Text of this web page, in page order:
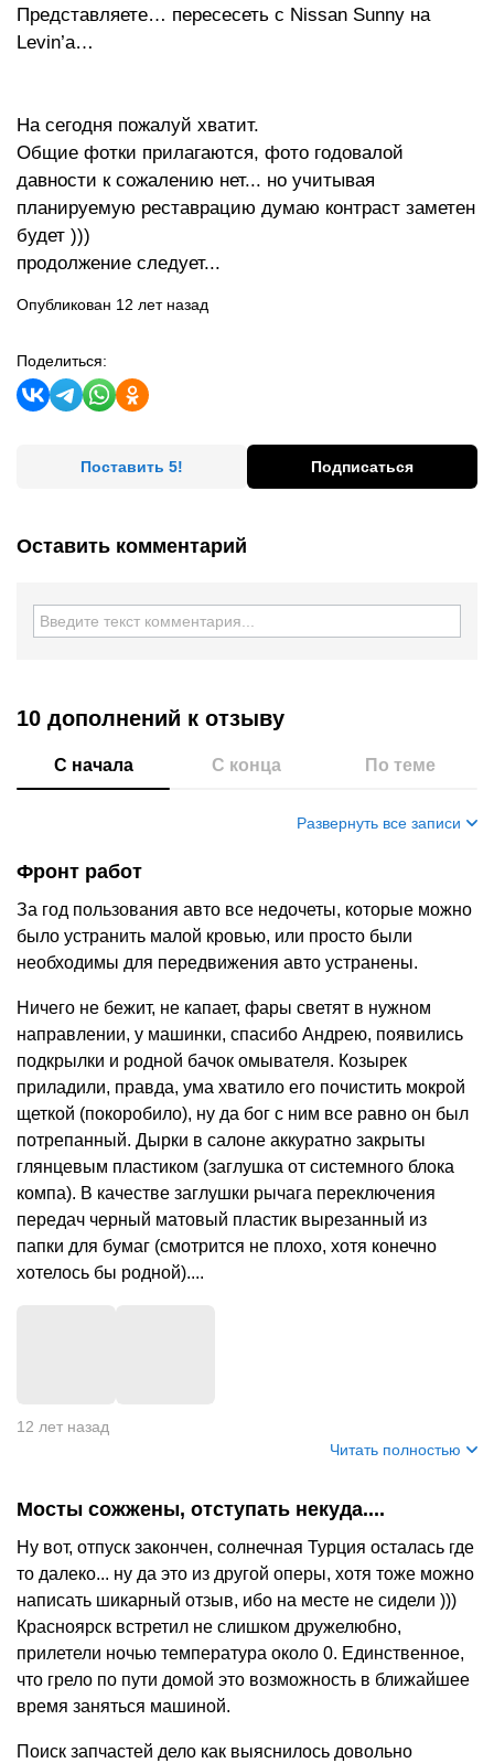
Представляете… пересесеть с Nissan Sunny на
Levin’а…
На сегодня пожалуй хватит.
Общие фотки прилагаются, фото годовалой
давности к сожалению нет... но учитывая
планируемую реставрацию думаю контраст заметен
будет )))
продолжение следует...
Опубликован 12 лет назад
Поделиться:
Поставить 5! Подписаться
Оставить комментарий
10 дополнений к отзыву
С начала С конца По теме
Развернуть все записи
Фронт работ
За год пользования авто все недочеты, которые можно
было устранить малой кровью, или просто были
необходимы для передвижения авто устранены.
Ничего не бежит, не капает, фары светят в нужном
направлении, у машинки, спасибо Андрею, появились
подкрылки и родной бачок омывателя. Козырек
приладили, правда, ума хватило его почистить мокрой
щеткой (покоробило), ну да бог с ним все равно он был
потрепанный. Дырки в салоне аккуратно закрыты
глянцевым пластиком (заглушка от системного блока
компа). В качестве заглушки рычага переключения
передач черный матовый пластик вырезанный из
папки для бумаг (смотрится не плохо, хотя конечно
хотелось бы родной)....
12 лет назад
Читать полностью
Мосты сожжены, отступать некуда....
Ну вот, отпуск закончен, солнечная Турция осталась где
то далеко... ну да это из другой оперы, хотя тоже можно
написать шикарный отзыв, ибо на месте не сидели )))
Красноярск встретил не слишком дружелюбно,
прилетели ночью температура около 0. Единственное,
что грело по пути домой это возможность в ближайшее
время заняться машиной.
Поиск запчастей дело как выяснилось довольно